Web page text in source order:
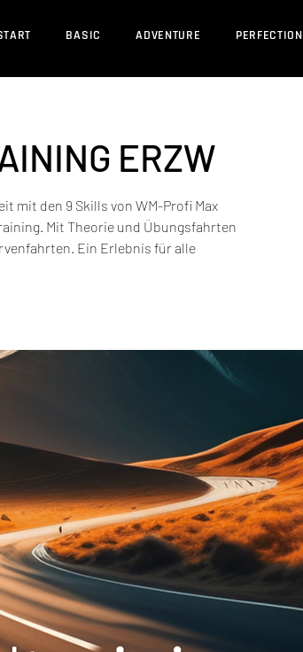
BASIC ADVENTURE PERFECTION
ERZW
mit den 9 Skills von WM-Profi Max
Mit Theorie und Übungsfahrten
Ein Erlebnis für alle